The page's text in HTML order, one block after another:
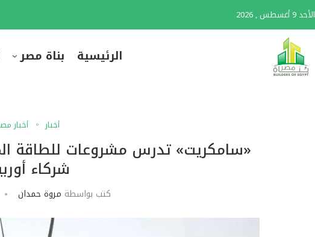
الأحد 9 أغسطس , 2026
الرئيسية بناة مصر
أخبار أخبار
«سامكريت» تدرس مشروعات للطاقة
شركاء
كتب بواسطة مروة حمدان